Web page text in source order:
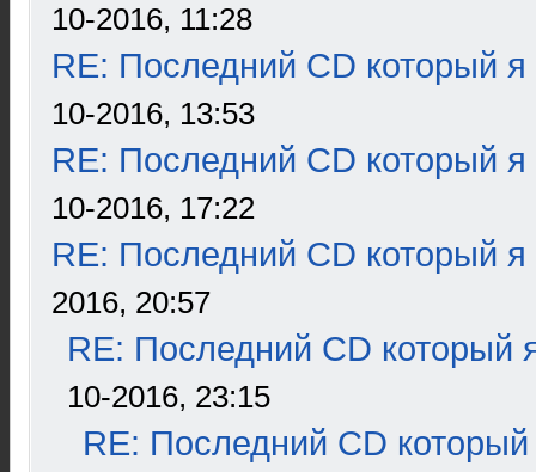
10-2016, 11:28
RE: Последний CD который я
10-2016, 13:53
RE: Последний CD который я
10-2016, 17:22
RE: Последний CD который я
2016, 20:57
RE: Последний CD который
10-2016, 23:15
RE: Последний CD который